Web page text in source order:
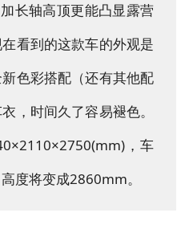
长轴高顶更能凸显露营
看到的这款车的外观是
色彩搭配（还有其他配
，时间久了容易褪色。
，车
度将变成2860mm。